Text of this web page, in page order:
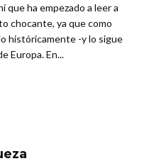
que ha empezado a leer a
chocante, ya que como
históricamente -y lo sigue
Europa. En...